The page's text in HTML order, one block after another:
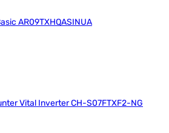
AR09TXHQASINUA
Vital Inverter CH-S07FTXF2-NG